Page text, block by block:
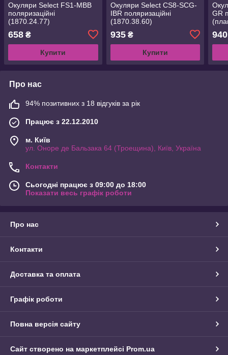
Окуляри Select FS1-MBB
поляризаційні
(1870.24.77)
658 ₴
Купити
Окуляри Select CS8-SCG-
IBR поляризаційні
(1870.38.60)
935₴
Купити
GR
940
Про нас
94% позитивних з 18 відгуків за рік
Працює з 22.12.2010
м. Київ
ул. Оноре де Бальзака 64 (Троещина), Київ, Україна
Контакти
Сьогодні працює з 09:00 до 18:00
Показати весь графік роботи
Про нас
Контакти
Доставка та оплата
Графік роботи
Повна версія сайту
Сайт створено на маркетплейсі Prom.ua